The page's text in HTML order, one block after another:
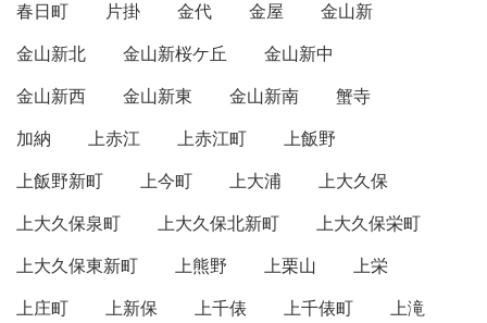
春日町 片掛 金代 金屋
金山新
金山新北
金山新桜ケ丘
金山新中
金山新西
金山新東 金山新南
蟹寺
加納
上赤江 上赤江町
上飯野
上飯野新町
上今町 上大浦
上大久保
上大久保泉町
上大久保北新町
上大久保栄町
上大久保東新町
上熊野 上栗山
上栄
上庄町
上新保 上千俵 上千俵町
上滝